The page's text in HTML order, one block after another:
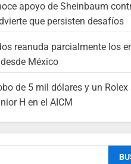
apoyo de Sheinbaum
que persisten desafíos
reanuda parcialmente los
México
de 5 mil dólares y un Rolex
H en el AICM